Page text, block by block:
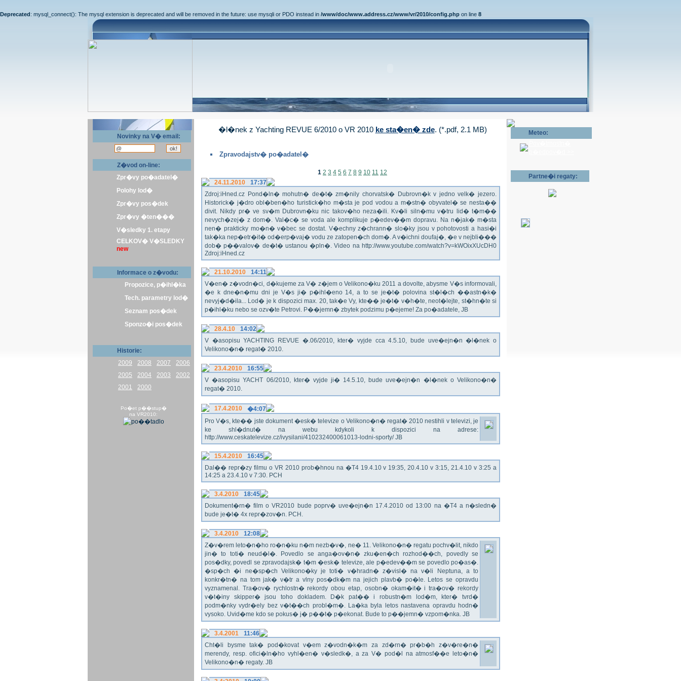
Deprecated: mysql_connect(): The mysql extension is deprecated and will be removed in the future: use mysqli or PDO instead in /www/doc/www.address.cz/www/vr/2010/config.php on line 8
Novinky na V� email:
Z�vod on-line:
Zpr�vy po�adatel�
Polohy lod�
Zpr�vy pos�dek
Zpr�vy �ten���
V�sledky 1. etapy
CELKOV� V�SLEDKY
new
Informace o z�vodu:
Propozice, p�ihl�ka
Tech. parametry lod�
Seznam pos�dek
Sponzo�i pos�dek
Historie:
2009
2008 2007
2006
2005
2004 2003
2002
2001
2000
Po�et p��stup�
na VR2010:
�l�nek z Yachting REVUE 6/2010 o VR 2010 ke sta�en� zde. (*.pdf, 2.1 MB)
Zpravodajstv� po�adatel�
1 2 3 4 5 6 7 8 9 10 11 12
24.11.2010
17:37
Zdroj:iHned.cz Pond�ln� mohutn� de�t� zm�nily chorvatsk� Dubrovn�k v jedno velk� jezero.
Historick� j�dro obl�ben�ho turistick�ho m�sta je pod vodou a m�stn� obyvatel� se nesta��
divit. Nikdy pr� ve sv�m Dubrovn�ku nic takov�ho neza�ili. Kv�li siln�mu v�tru lid� t�m��
nevych�zej� z dom�. Val�c� se voda ale komplikuje p�edev��m dopravu. Na n�jak� m�sta
nen� prakticky mo�n� v�bec se dostat. V�echny z�chrann� slo�ky jsou v pohotovosti a hasi�i
tak�ka nep�etr�it� od�erp�vaj� vodu ze zatopen�ch dom�. A v�ichni doufaj�, �e v nejbli���
dob� p��valov� de�t� ustanou �pln�. Video na http://www.youtube.com/watch?v=kWOixXUcDH0
Zdroj:iHned.cz
21.10.2010
14:11
V�en� z�vodn�ci, d�kujeme za V� z�jem o Velikono�ku 2011 a dovolte, abysme V�s informovali,
�e k dne�n�mu dni je V�s ji� p�ihl�eno 14, a to se je�t� polovina st�l�ch ��astn�k�
nevyj�d�ila... Lod� je k dispozici max. 20, tak�e Vy, kte�� je�t� v�h�te, neot�lejte, st�hn�te si
p�ihl�ku nebo se ozv�te Petrovi. P��jemn� zbytek podzimu p�ejeme! Za po�adatele, JB
28.4.10
14:02
V �asopisu YACHTING REVUE �.06/2010, kter� vyjde cca 4.5.10, bude uve�ejn�n �l�nek o
Velikono�n� regat� 2010.
23.4.2010
16:55
V �asopisu YACHT 06/2010, kter� vyjde ji� 14.5.10, bude uve�ejn�n �l�nek o Velikono�n�
regat� 2010.
17.4.2010
�4:07
Pro V�s, kte�� jste dokument �esk� televize o Velikono�n� regat� 2010 nestihli v televizi, je
ke shl�dnut� na webu kdykoli k dispozici na adrese:
http://www.ceskatelevize.cz/ivysilani/410232400061013-lodni-sporty/ JB
15.4.2010
16:45
Dal�� repr�zy filmu o VR 2010 prob�hnou na �T4 19.4.10 v 19:35, 20.4.10 v 3:15, 21.4.10 v 3:25 a
14:25 a 23.4.10 v 7:30. PCH
3.4.2010
18:45
Dokument�rn� film o VR2010 bude poprv� uve�ejn�n 17.4.2010 od 13:00 na �T4 a n�sledn�
bude je�t� 4x repr�zov�n. PCH.
3.4.2010
12:08
Z�v�rem leto�n�ho ro�n�ku n�m nezb�v�, ne� 11. Velikono�n� regatu pochv�lit, nikdo
jin� to toti� neud�l�. Povedlo se anga�ov�n� zku�en�ch rozhod��ch, povedly se
pos�dky, povedl se zpravodajsk� t�m �esk� televize, ale p�edev��m se povedlo po�as�.
�sp�ch �i ne�sp�ch Velikono�ky je toti� v�hradn� z�visl� na v�li Neptuna, a to
konkr�tn� na tom jak� v�tr a vlny pos�dk�m na jejich plavb� po�le. Letos se opravdu
vyznamenal. Tra�ov� rychlostn� rekordy obou etap, osobn� okam�it� i tra�ov� rekordy
v�t�iny skipper� jsou toho dokladem. D�k pat�� i robustn�m lod�m, kter� tvrd�
podm�nky vydr�ely bez v�t��ch probl�m�. La�ka byla letos nastavena opravdu hodn�
vysoko. Uvid�me kdo se pokus� j� p��t� p�ekonat. Bude to p��jemn� vzpom�nka. JB
3.4.2001
11:46
Cht�li bysme tak� pod�kovat v�em z�vodn�k�m za zd�rn� pr�b�h z�v�re�n�
merendy, resp. ofici�ln�ho vyhl�en� v�sledk�, a za V� pod�l na atmosf��e leto�n�
Velikono�n� regaty. JB
Meteo:
Partne�i regaty: